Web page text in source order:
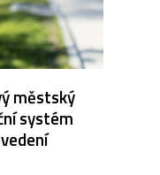
městský
systém